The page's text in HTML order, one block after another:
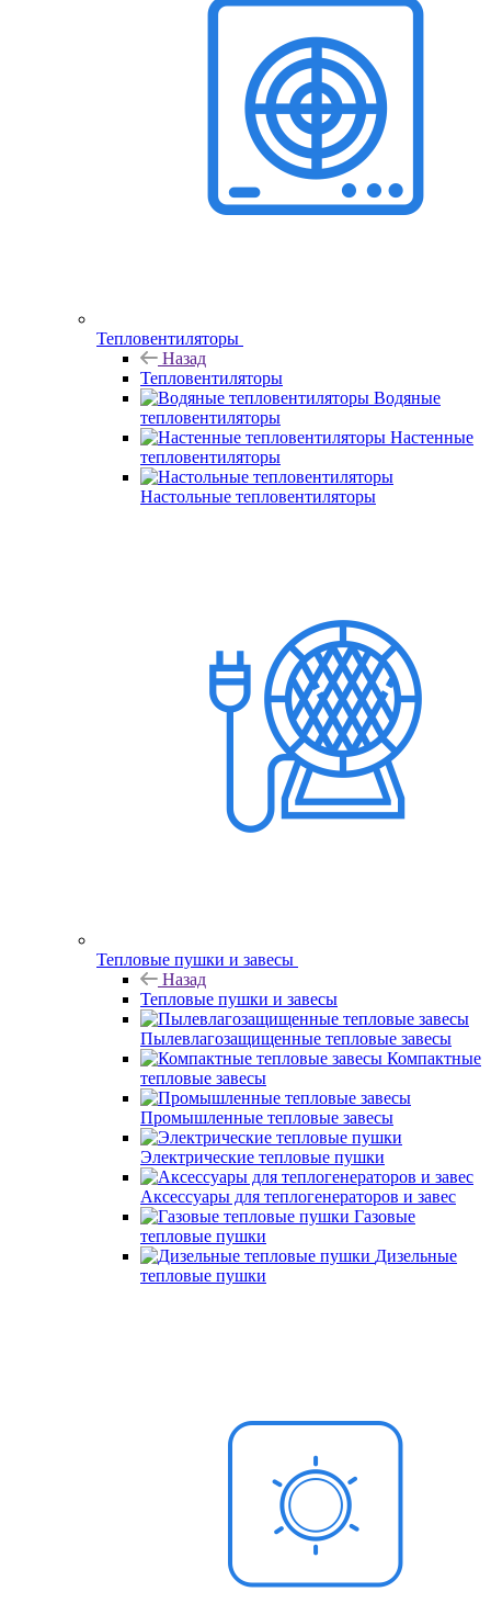
Тепловентиляторы
Назад
Тепловентиляторы
Водяные
тепловентиляторы
Настенные
тепловентиляторы
Настольные тепловентиляторы
Тепловые пушки и завесы
Назад
Тепловые пушки и завесы
Пылевлагозащищенные тепловые завесы
Компактные
тепловые завесы
Промышленные тепловые завесы
Электрические тепловые пушки
Аксессуары для теплогенераторов и завес
Газовые
тепловые пушки
Дизельные
тепловые пушки